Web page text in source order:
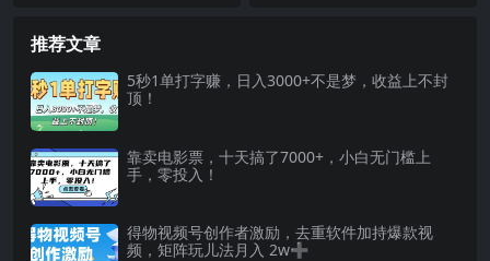
推荐文章
5秒1单打字赚，日入3000+不是梦，收益上不封
顶！
靠卖电影票，十天搞了7000+，小白无门槛上
手，零投入！
得物视频号创作者激励，去重软件加持爆款视
频，矩阵玩儿法月入 2w➕